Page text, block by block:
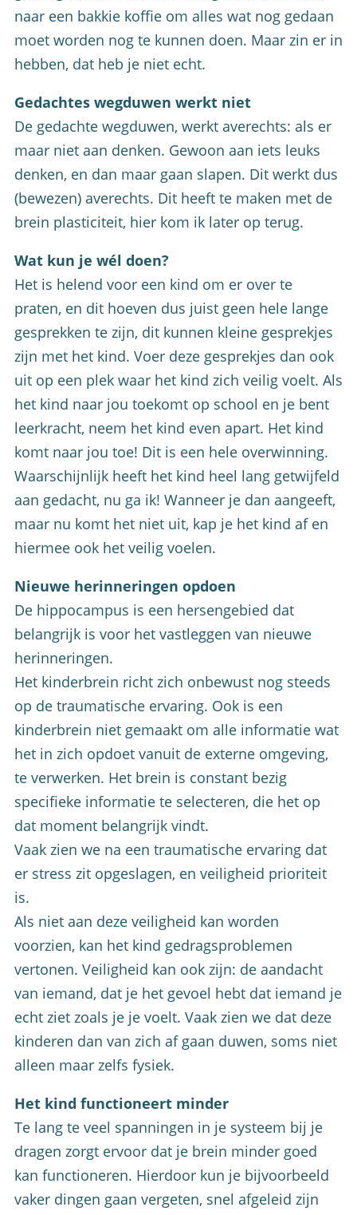
naar een bakkie koffie om alles wat nog gedaan
moet worden nog te kunnen doen. Maar zin er in
hebben, dat heb je niet echt.
Gedachtes wegduwen werkt niet
De gedachte wegduwen, werkt averechts: als er
maar niet aan denken. Gewoon aan iets leuks
denken, en dan maar gaan slapen. Dit werkt dus
(bewezen) averechts. Dit heeft te maken met de
brein plasticiteit, hier kom ik later op terug.
Wat kun je wél doen?
Het is helend voor een kind om er over te
praten, en dit hoeven dus juist geen hele lange
gesprekken te zijn, dit kunnen kleine gesprekjes
zijn met het kind. Voer deze gesprekjes dan ook
uit op een plek waar het kind zich veilig voelt. Als
het kind naar jou toekomt op school en je bent
leerkracht, neem het kind even apart. Het kind
komt naar jou toe! Dit is een hele overwinning.
Waarschijnlijk heeft het kind heel lang getwijfeld
aan gedacht, nu ga ik! Wanneer je dan aangeeft,
maar nu komt het niet uit, kap je het kind af en
hiermee ook het veilig voelen.
Nieuwe herinneringen opdoen
De hippocampus is een hersengebied dat
belangrijk is voor het vastleggen van nieuwe
herinneringen.
Het kinderbrein richt zich onbewust nog steeds
op de traumatische ervaring. Ook is een
kinderbrein niet gemaakt om alle informatie wat
het in zich opdoet vanuit de externe omgeving,
te verwerken. Het brein is constant bezig
specifieke informatie te selecteren, die het op
dat moment belangrijk vindt.
Vaak zien we na een traumatische ervaring dat
er stress zit opgeslagen, en veiligheid prioriteit
is.
Als niet aan deze veiligheid kan worden
voorzien, kan het kind gedragsproblemen
vertonen. Veiligheid kan ook zijn: de aandacht
van iemand, dat je het gevoel hebt dat iemand je
echt ziet zoals je je voelt. Vaak zien we dat deze
kinderen dan van zich af gaan duwen, soms niet
alleen maar zelfs fysiek.
Het kind functioneert minder
Te lang te veel spanningen in je systeem bij je
dragen zorgt ervoor dat je brein minder goed
kan functioneren. Hierdoor kun je bijvoorbeeld
vaker dingen gaan vergeten, snel afgeleid zijn